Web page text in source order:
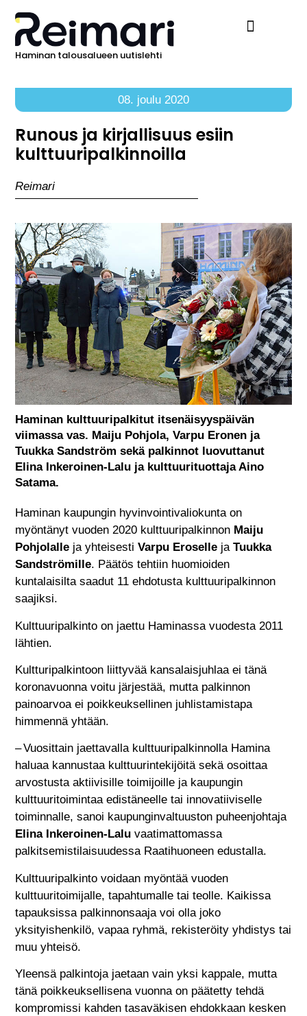
Haminan talousalueen uutislehti
08. joulu 2020
Runous ja kirjallisuus esiin
kulttuuripalkinnoilla
Reimari
Haminan kulttuuripalkitut itsenäisyyspäivän
viimassa vas. Maiju Pohjola, Varpu Eronen ja
Tuukka Sandström sekä palkinnot luovuttanut
Elina Inkeroinen-Lalu ja kulttuurituottaja Aino
Satama.
Haminan kaupungin hyvinvointivaliokunta on
myöntänyt vuoden 2020 kulttuuripalkinnon Maiju
Pohjolalle ja yhteisestiVarpu Eroselle jaTuukka
Sandströmille. Päätös tehtiin huomioiden
kuntalaisilta saadut 11 ehdotusta kulttuuripalkinnon
saajiksi.
Kulttuuripalkinto on jaettu Haminassa vuodesta 2011
lähtien.
Kultturipalkintoon liittyvää kansalaisjuhlaa ei tänä
koronavuonna voitu järjestää, mutta palkinnon
painoarvoa ei poikkeuksellinen juhlistamistapa
himmennä yhtään.
– Vuosittain jaettavalla kulttuuripalkinnolla Hamina
haluaa kannustaa kulttuurintekijöitä sekä osoittaa
arvostusta aktiivisille toimijoille ja kaupungin
kulttuuritoimintaa edistäneelle tai innovatiiviselle
toiminnalle, sanoi kaupunginvaltuuston puheenjohtaja
Elina Inkeroinen-Lalu vaatimattomassa
palkitsemistilaisuudessa Raatihuoneen edustalla.
Kulttuuripalkinto voidaan myöntää vuoden
kulttuuritoimijalle, tapahtumalle tai teolle. Kaikissa
tapauksissa palkinnonsaaja voi olla joko
yksityishenkilö, vapaa ryhmä, rekisteröity yhdistys tai
muu yhteisö.
Yleensä palkintoja jaetaan vain yksi kappale, mutta
tänä poikkeuksellisena vuonna on päätetty tehdä
kompromissi kahden tasaväkisen ehdokkaan kesken